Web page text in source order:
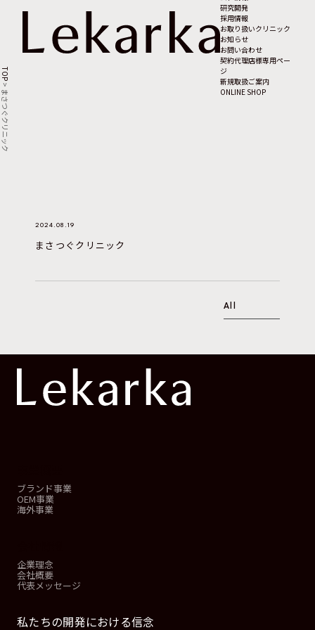
研究開発
採用情報
お取り扱いクリニック
お知らせ
お問い合わせ
契約代理店様専用ペー
ジ
新規取扱ご案内
ONLINE SHOP
TOP
>
まさつぐクリニック
2024.08.19
まさつぐクリニック
All
ブランド事業
OEM事業
海外事業
企業理念
会社概要
代表メッセージ
私たちの開発における信念